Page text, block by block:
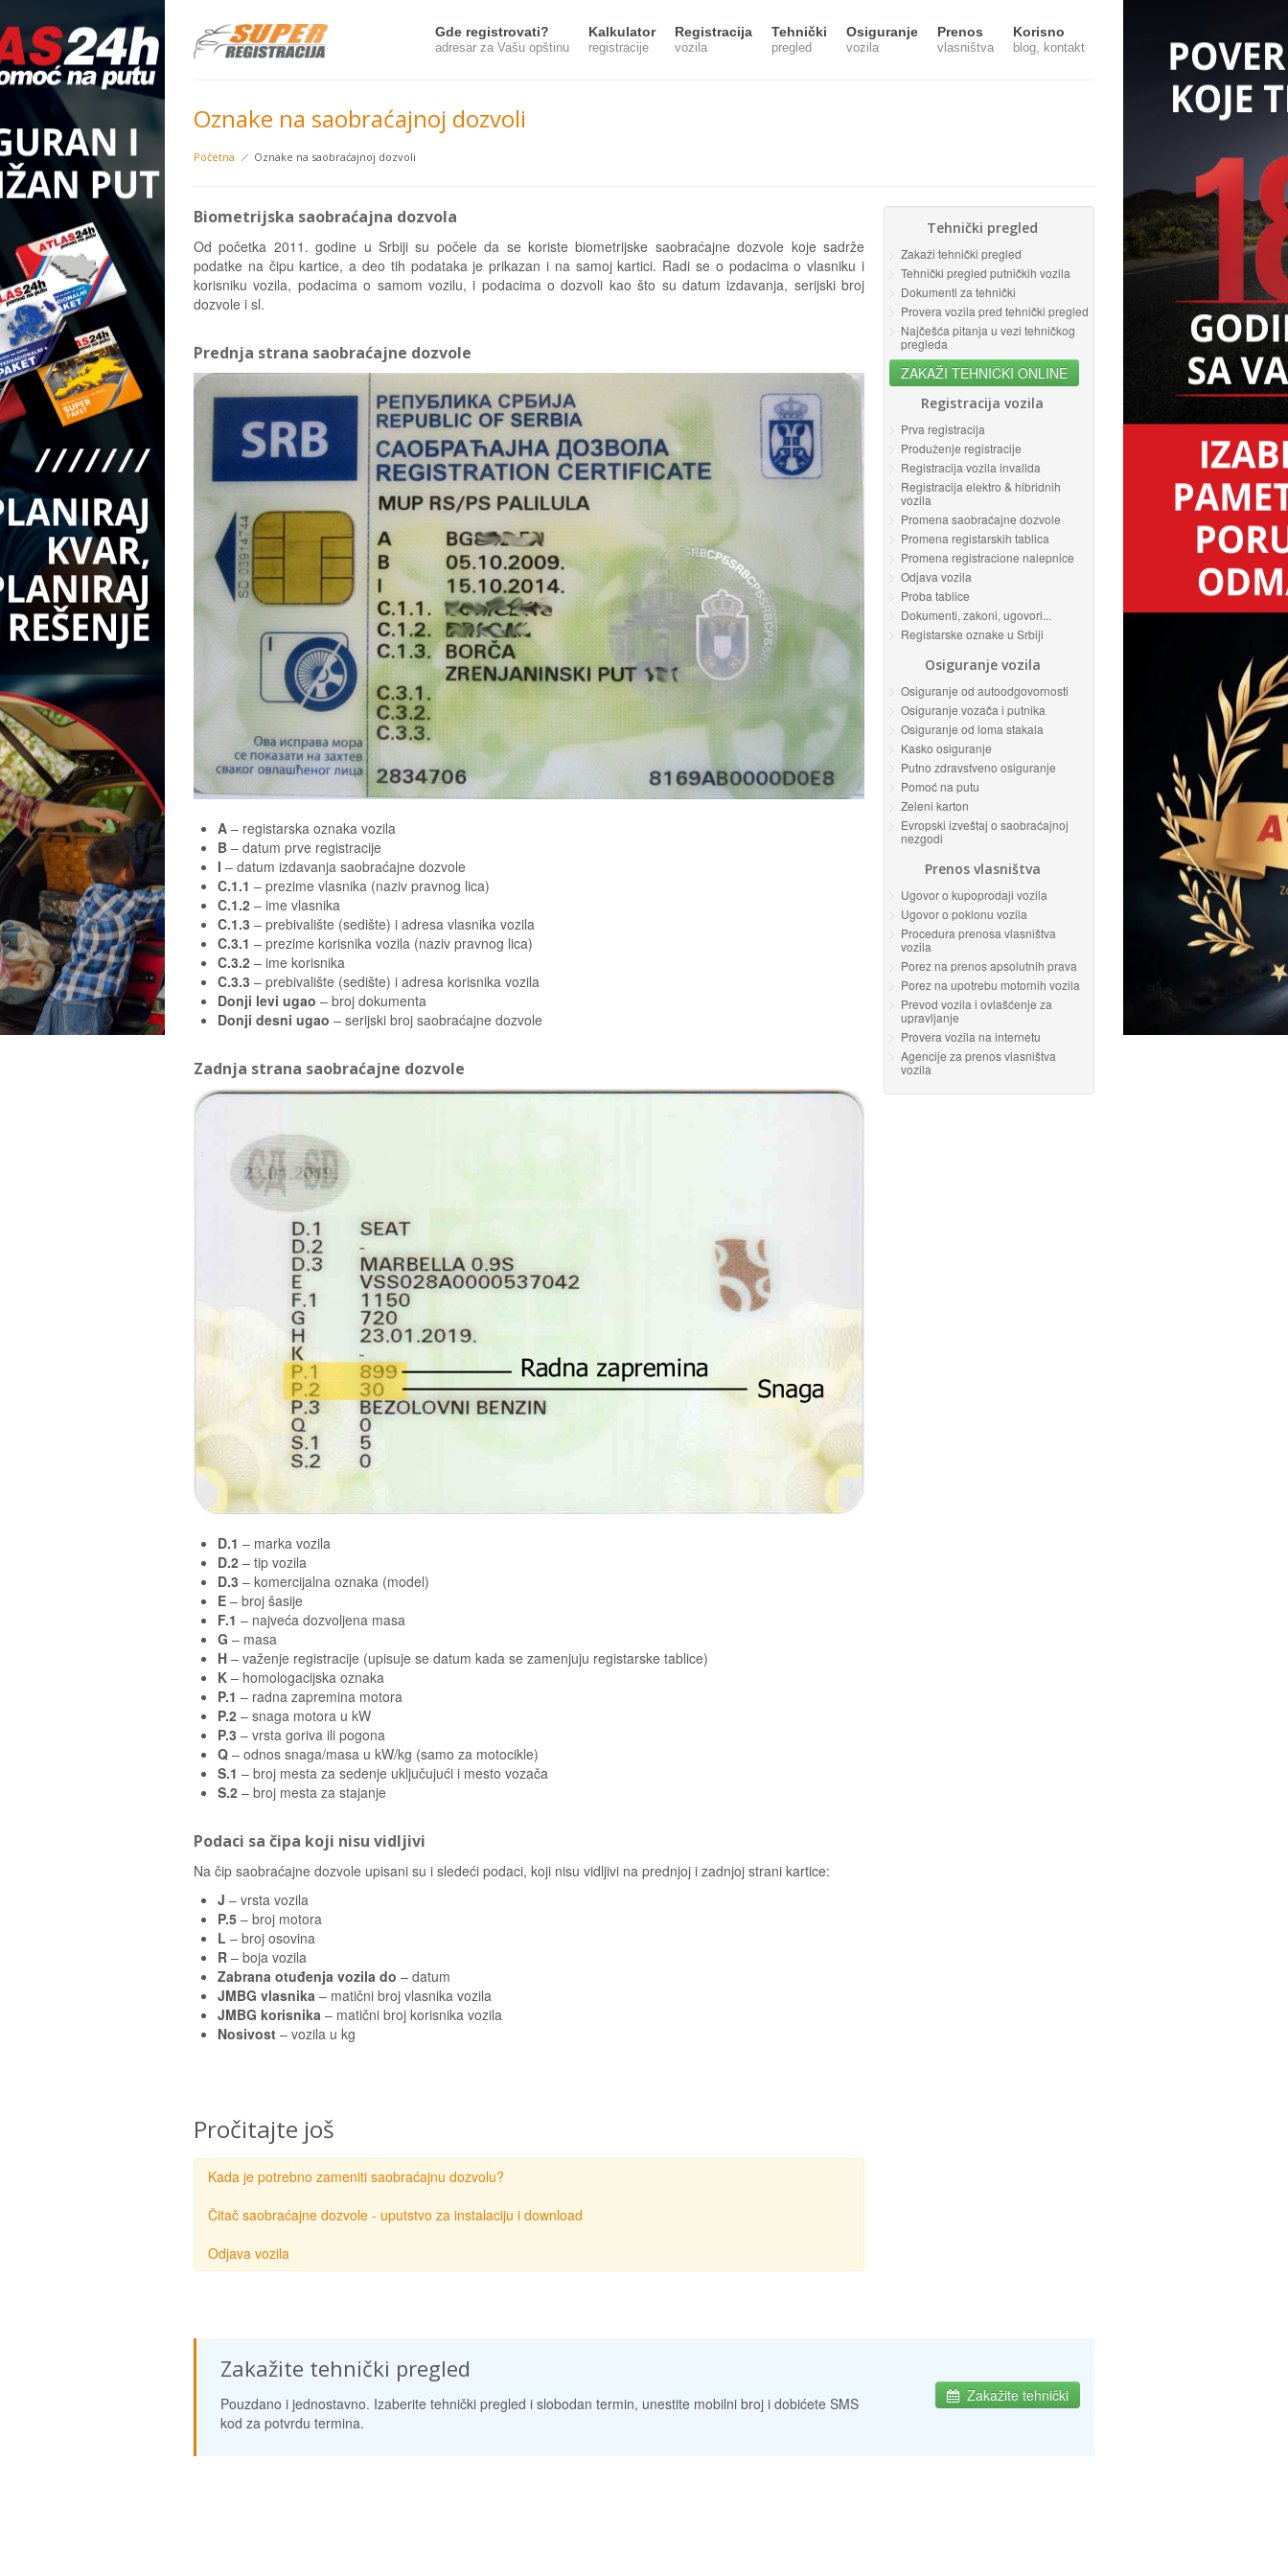
Gde registrovati?
adresar za Vašu opštinu
Kalkulator
registracije
Registracija
vozila
Tehnički
pregled
Osiguranje
vozila
Prenos
vlasništva
Korisno
blog, kontakt
Oznake na saobraćajnoj dozvoli
Početna Oznake na saobraćajnoj dozvoli
Biometrijska saobraćajna dozvola
Od početka 2011. godine u Srbiji su počele da se koriste biometrijske saobraćajne dozvole koje sadrže
podatke na čipu kartice, a deo tih podataka je prikazan i na samoj kartici. Radi se o podacima o vlasniku i
korisniku vozila, podacima o samom vozilu, i podacima o dozvoli kao što su datum izdavanja, serijski broj
dozvole i sl.
Prednja strana saobraćajne dozvole
A – registarska oznaka vozila
B – datum prve registracije
I – datum izdavanja saobraćajne dozvole
C.1.1 – prezime vlasnika (naziv pravnog lica)
C.1.2 – ime vlasnika
C.1.3 – prebivalište (sedište) i adresa vlasnika vozila
C.3.1 – prezime korisnika vozila (naziv pravnog lica)
C.3.2 – ime korisnika
C.3.3 – prebivalište (sedište) i adresa korisnika vozila
Donji levi ugao – broj dokumenta
Donji desni ugao – serijski broj saobraćajne dozvole
Zadnja strana saobraćajne dozvole
D.1 – marka vozila
D.2 – tip vozila
D.3 – komercijalna oznaka (model)
E – broj šasije
F.1 – najveća dozvoljena masa
G – masa
H – važenje registracije (upisuje se datum kada se zamenjuju registarske tablice)
K – homologacijska oznaka
P.1 – radna zapremina motora
P.2 – snaga motora u kW
P.3 – vrsta goriva ili pogona
Q – odnos snaga/masa u kW/kg (samo za motocikle)
S.1 – broj mesta za sedenje uključujući i mesto vozača
S.2 – broj mesta za stajanje
Podaci sa čipa koji nisu vidljivi
Na čip saobraćajne dozvole upisani su i sledeći podaci, koji nisu vidljivi na prednjoj i zadnjoj strani kartice:
J – vrsta vozila
P.5 – broj motora
L – broj osovina
R – boja vozila
Zabrana otuđenja vozila do – datum
JMBG vlasnika – matični broj vlasnika vozila
JMBG korisnika – matični broj korisnika vozila
Nosivost – vozila u kg
Pročitajte još
Kada je potrebno zameniti saobraćajnu dozvolu?
Čitač saobraćajne dozvole - uputstvo za instalaciju i download
Odjava vozila
Tehnički pregled
Zakaži tehnički pregled
Tehnički pregled putničkih vozila
Dokumenti za tehnički
Provera vozila pred tehnički pregled
Najčešća pitanja u vezi tehničkog
pregleda
ZAKAŽI TEHNIČKI ONLINE
Registracija vozila
Prva registracija
Produženje registracije
Registracija vozila invalida
Registracija elektro & hibridnih
vozila
Promena saobraćajne dozvole
Promena registarskih tablica
Promena registracione nalepnice
Odjava vozila
Proba tablice
Dokumenti, zakoni, ugovori...
Registarske oznake u Srbiji
Osiguranje vozila
Osiguranje od autoodgovornosti
Osiguranje vozača i putnika
Osiguranje od loma stakala
Kasko osiguranje
Putno zdravstveno osiguranje
Pomoć na putu
Zeleni karton
Evropski izveštaj o saobraćajnoj
nezgodi
Prenos vlasništva
Ugovor o kupoprodaji vozila
Ugovor o poklonu vozila
Procedura prenosa vlasništva
vozila
Porez na prenos apsolutnih prava
Porez na upotrebu motornih vozila
Prevod vozila i ovlašćenje za
upravljanje
Provera vozila na internetu
Agencije za prenos vlasništva
vozila
Zakažite tehnički pregled
Pouzdano i jednostavno. Izaberite tehnički pregled i slobodan termin, unestite mobilni broj i dobićete SMS
kod za potvrdu termina.
Zakažite tehnički